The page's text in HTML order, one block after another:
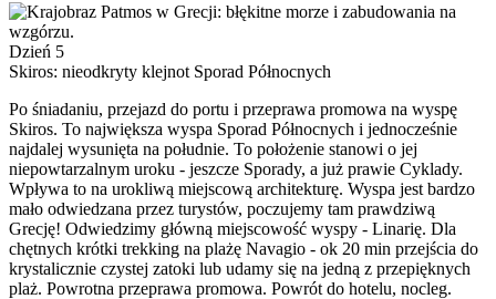
Dzień 5
Skiros: nieodkryty klejnot Sporad Północnych
Po śniadaniu, przejazd do portu i przeprawa promowa na wyspę
Skiros. To największa wyspa Sporad Północnych i jednocześnie
najdalej wysunięta na południe. To położenie stanowi o jej
niepowtarzalnym uroku - jeszcze Sporady, a już prawie Cyklady.
Wpływa to na urokliwą miejscową architekturę. Wyspa jest bardzo
mało odwiedzana przez turystów, poczujemy tam prawdziwą
Grecję! Odwiedzimy główną miejscowość wyspy - Linarię. Dla
chętnych krótki trekking na plażę Navagio - ok 20 min przejścia do
krystalicznie czystej zatoki lub udamy się na jedną z przepięknych
plaż. Powrotna przeprawa promowa. Powrót do hotelu, nocleg.